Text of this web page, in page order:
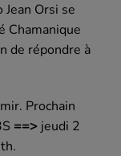
Orsi se
Chamanique
de répondre à
Prochain
==> jeudi 2